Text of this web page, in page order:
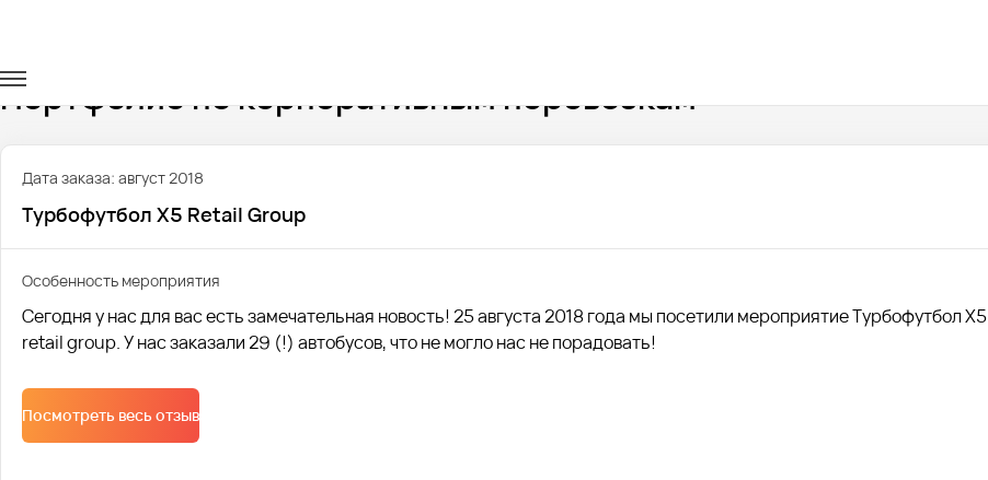
Портфолио по корпоративным перевозкам
Дата заказа: август 2018
Турбофутбол X5 Retail Group
Особенность мероприятия
Сегодня у нас для вас есть замечательная новость! 25 августа 2018 года мы посетили мероприятие Турбофутбол X5
retail group. У нас заказали 29 (!) автобусов, что не могло нас не порадовать!
Посмотреть весь отзыв